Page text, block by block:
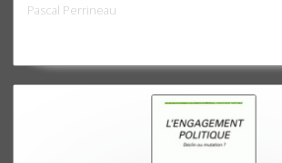
Pascal Perrineau